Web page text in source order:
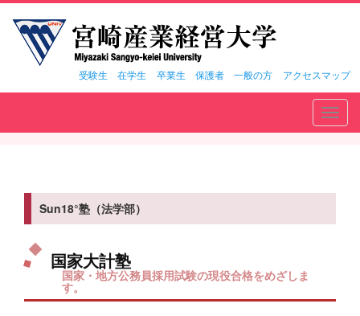
受験生 在学生 卒業生 保護者 一般の方 アクセスマップ
Sun18°塾（法学部）
国家大計塾
国家・地方公務員採用試験の現役合格をめざしま
す。